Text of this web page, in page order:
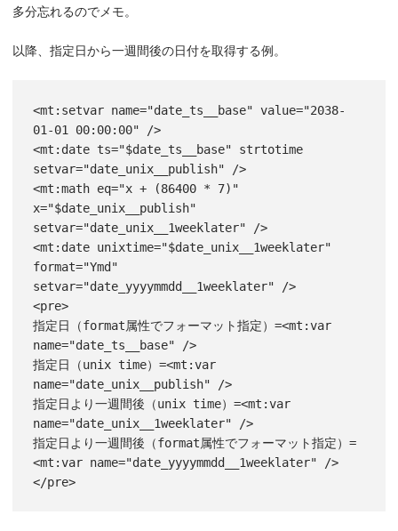
多分忘れるのでメモ。
以降、指定日から一週間後の日付を取得する例。
<mt:setvar name="date_ts__base" value="2038-
01-01 00:00:00" />
<mt:date ts="$date_ts__base"
strtotime
setvar="date_unix__publish" />
<mt:math eq="x + (86400 * 7)"
x="$date_unix__publish"
setvar="date_unix__1weeklater" />
<mt:date unixtime="$date_unix__1weeklater"
format="Ymd"
setvar="date_yyyymmdd__1weeklater" />
<pre>
指定日（format属性でフォーマット指定）=<mt:var
name="date_ts__base" />
指定日（unix time）=<mt:var
name="date_unix__publish" />
指定日より一週間後（unix time）=<mt:var
name="date_unix__1weeklater" />
指定日より一週間後（format属性でフォーマット指定）=
<mt:var name="date_yyyymmdd__1weeklater" />
</pre>